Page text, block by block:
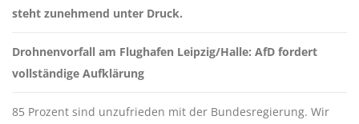
steht zunehmend unter Druck.
Drohnenvorfall am Flughafen Leipzig/Halle: AfD fordert
vollständige Aufklärung
85 Prozent sind unzufrieden mit der Bundesregierung. Wir